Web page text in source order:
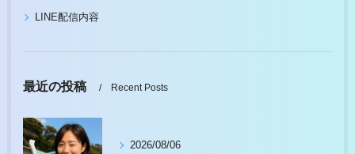
LINE配信内容
最近の投稿 Recent Posts
2026/08/06